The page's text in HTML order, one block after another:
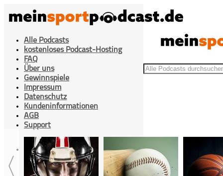
Alle Podcasts
kostenloses Podcast-Hosting
FAQ
Über uns
Gewinnspiele
Impressum
Datenschutz
Kundeninformationen
AGB
Support
Cookies Einstellung
Home >Fußball> Saisonvorschau Teil 1